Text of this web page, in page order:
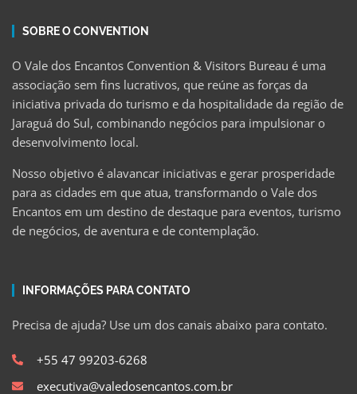
SOBRE O CONVENTION
O Vale dos Encantos Convention & Visitors Bureau é uma
associação sem fins lucrativos, que reúne as forças da
iniciativa privada do turismo e da hospitalidade da região de
Jaraguá do Sul, combinando negócios para impulsionar o
desenvolvimento local.
Nosso objetivo é alavancar iniciativas e gerar prosperidade
para as cidades em que atua, transformando o Vale dos
Encantos em um destino de destaque para eventos, turismo
de negócios, de aventura e de contemplação.
INFORMAÇÕES PARA CONTATO
Precisa de ajuda? Use um dos canais abaixo para contato.
+55 47 99203-6268
executiva@valedosencantos.com.br